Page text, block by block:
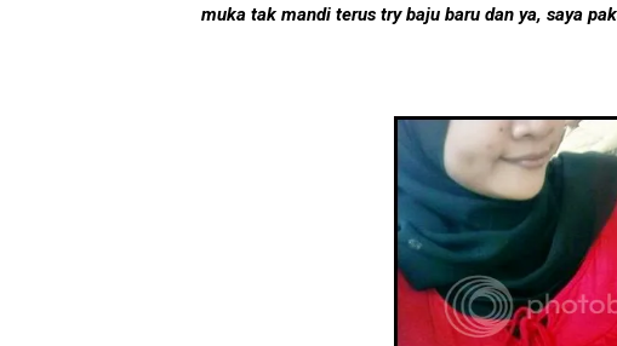
muka tak mandi terus try baju baru dan ya, saya